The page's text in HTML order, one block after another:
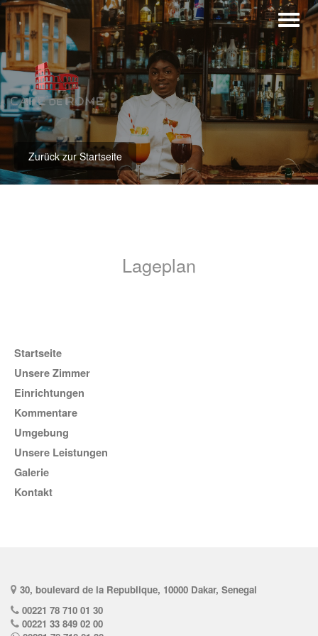
Zurück zur Startseite
Lageplan
Startseite
Unsere Zimmer
Einrichtungen
Kommentare
Umgebung
unsere Leistungen
Galerie
Kontakt
30, boulevard de la Republique, 10000 Dakar, Senegal
00221 78 710 01 30
00221 33 849 02 00